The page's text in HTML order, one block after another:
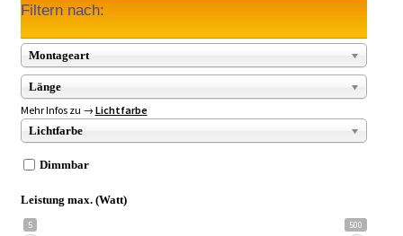
Filtern nach:
Montageart
Länge
Mehr Infos zu → Lichtfarbe
Lichtfarbe
Dimmbar
Leistung max. (Watt)
5 500